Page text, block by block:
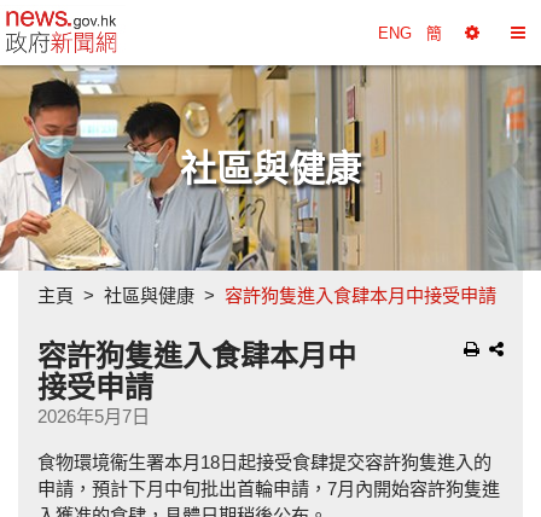
政府新聞網主頁 ENG 簡
擇
換
目
錄
社區與健康
主頁 社區與健康 容許狗隻進入食肆本月中接受申請
容許狗隻進入食肆本月中
接受申請
2026年5月7日
食物環境衞生署本月18日起接受食肆提交容許狗隻進入的
申請，預計下月中旬批出首輪申請，7月內開始容許狗隻進